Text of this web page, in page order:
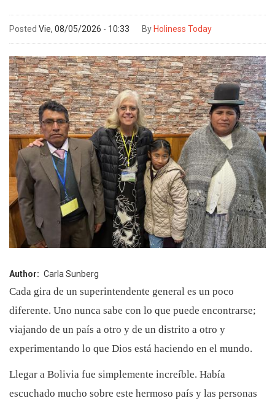
Posted Vie, 08/05/2026 - 10:33 By Holiness Today
Author Carla Sunberg
Cada gira de un superintendente general es un poco
diferente. Uno nunca sabe con lo que puede encontrarse;
viajando de un país a otro y de un distrito a otro y
experimentando lo que Dios está haciendo en el mundo.
Llegar a Bolivia fue simplemente increíble. Había
escuchado mucho sobre este hermoso país y las personas